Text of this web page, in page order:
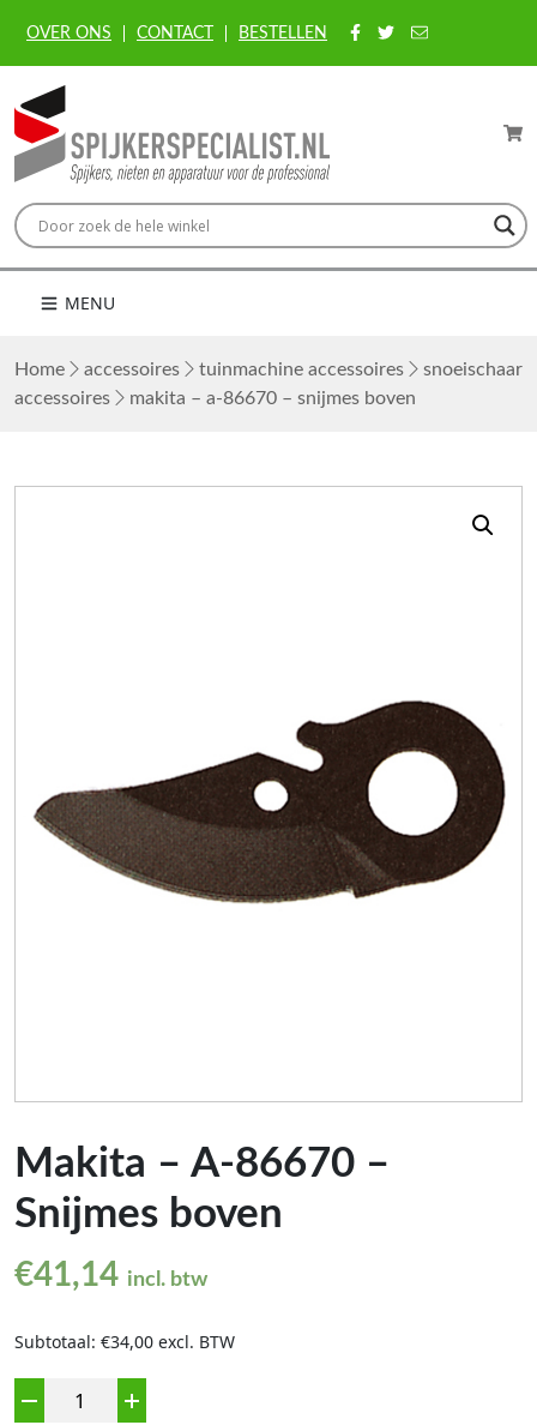
OVER ONS CONTACT BESTELLEN
MENU
Home accessoires tuinmachine accessoires
snoeischaar
accessoires
makita – a-86670 – snijmes boven
Makita – A-86670 –
Snijmes boven
€41,14 incl. btw
Subtotaal: €34,00 excl. BTW